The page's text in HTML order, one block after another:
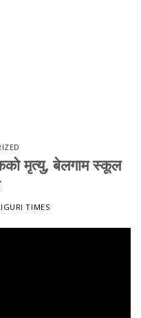
मृत्यु, बेलगाम स्कूल
TIMES